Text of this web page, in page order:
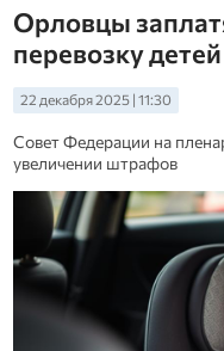
Орловцы
перевозку
22 декабря 2025 | 11:30
Совет Федерации на
увеличении штрафов